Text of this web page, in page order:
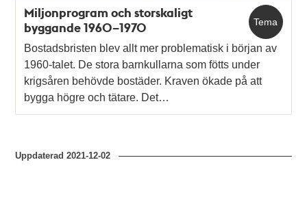
Tema
Miljonprogram och storskaligt
byggande 1960–1970
Bostadsbristen blev allt mer problematisk i början av
1960-talet. De stora barnkullarna som fötts under
krigsåren behövde bostäder. Kraven ökade på att
bygga högre och tätare. Det…
Uppdaterad2021-12-02